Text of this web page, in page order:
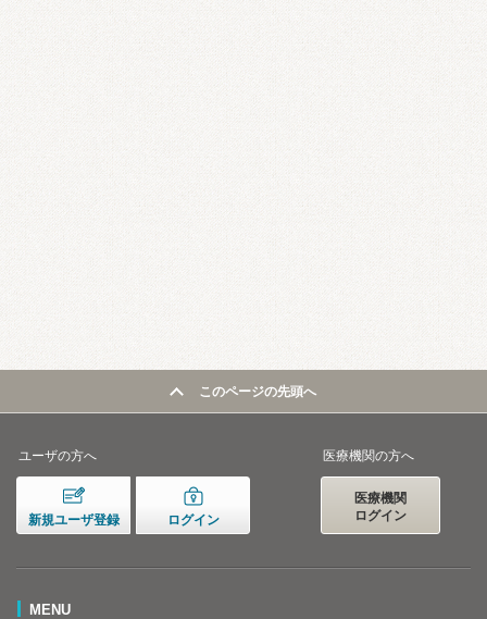
このページの先頭へ
ユーザの方へ
新規ユーザ登録 ログイン
医療機関の方へ
医療機関
ログイン
MENU